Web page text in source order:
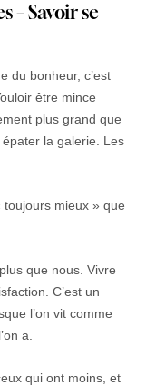
– Savoir se
du bonheur, c’est
être mince
plus grand que
la galerie. Les
mieux » que
que nous. Vivre
C’est un
l’on vit comme
a.
qui ont moins, et